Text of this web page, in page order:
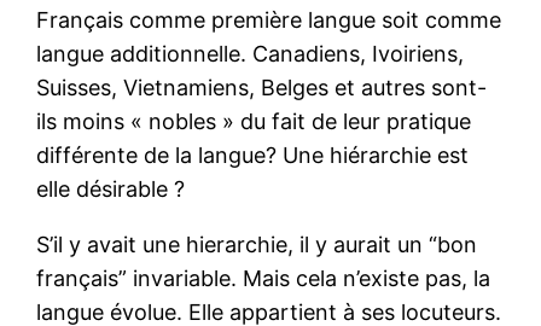
Français comme première langue soit comme
langue additionnelle. Canadiens, Ivoiriens,
Suisses, Vietnamiens, Belges et autres sont-
ils moins « nobles » du fait de leur pratique
différente de la langue? Une hiérarchie est
elle désirable ?
S’il y avait une hierarchie, il y aurait un “bon
français” invariable. Mais cela n’existe pas, la
langue évolue. Elle appartient à ses locuteurs.